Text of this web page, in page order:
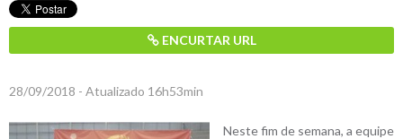
ENCURTAR URL
28/09/2018 - Atualizado 16h53min
Neste fim de semana, a equipe